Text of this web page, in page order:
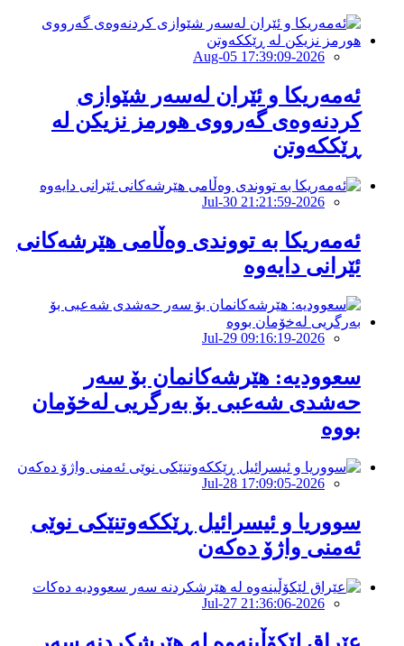
2026-Aug-05 17:39:09
ئەمەریكا و ئێران لەسەر شێوازی
كردنەوەی گەرووی هورمز نزیكن لە
ڕێككەوتن
2026-Jul-30 21:21:59
ئەمەریکا بە تووندی وەڵامی هێرشەکانی
ئێرانی دایەوە
2026-Jul-29 09:16:19
‏سعوودیە: هێرشەكانمان بۆ سەر
حەشدی شەعبی بۆ بەرگریی لەخۆمان
بووە
2026-Jul-28 17:09:05
سووریا و ئیسرائیل ڕێککەوتنێکی نوێی
ئەمنی واژۆ دەکەن
2026-Jul-27 21:36:06